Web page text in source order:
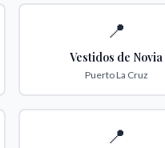
📍
Vestidos de Novia
Puerto La Cruz
📍